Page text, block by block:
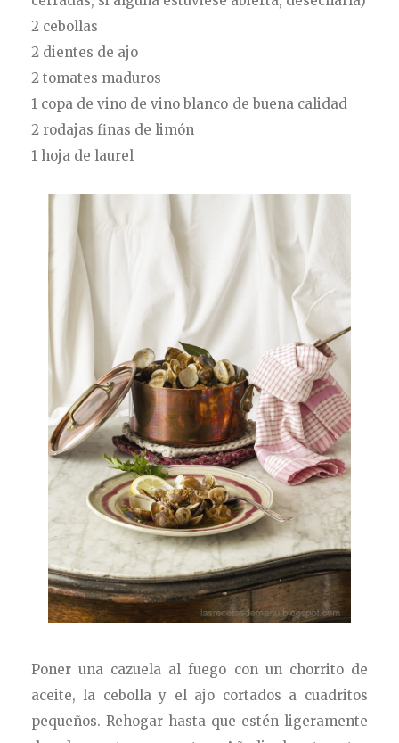
2 cebollas
2 dientes de ajo
2 tomates maduros
1 copa de vino de vino blanco de buena calidad
2 rodajas finas de limón
1 hoja de laurel
Poner una cazuela al fuego con un chorrito de
aceite, la cebolla y el ajo cortados a cuadritos
pequeños. Rehogar hasta que estén ligeramente